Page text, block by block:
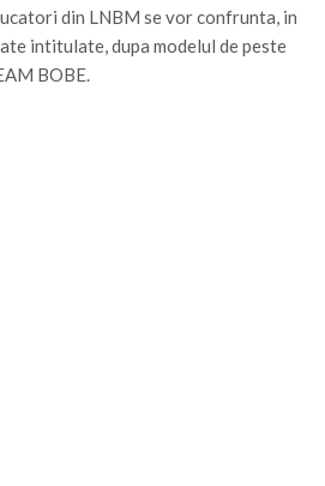
din LNBM se vor confrunta, in
intitulate, dupa modelul de peste
BOBE.